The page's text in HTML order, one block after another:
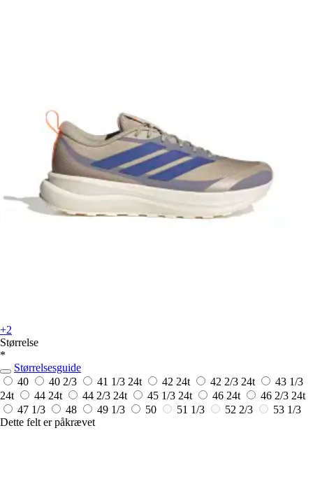
+2
Størrelse
*
Størrelsesguide
40
40 2/3 41 1/3 24t 42 24t 42 2/3 24t
43 1/3
24t
44 24t 44 2/3 24t 45 1/3 24t 46 24t 46 2/3 24t
47 1/3
48 49 1/3 50 51 1/3 52 2/3
53 1/3
Dette felt er påkrævet